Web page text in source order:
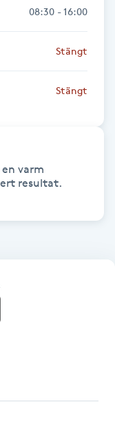
08:30 - 16:00
Stängt
Stängt
varm
resultat.